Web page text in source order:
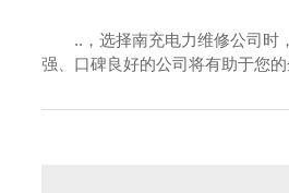
..，选择南充电力维修公司时
强、口碑良好的公司将有助于您